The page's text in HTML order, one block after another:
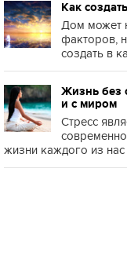
Как
Дом может
факторов,
создать в
Жизнь без
и с миром
Стресс
жизни каждого из